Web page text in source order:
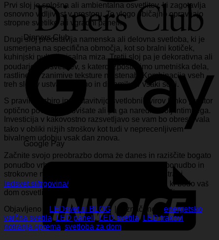
Dinners Club
Google Pay
Prvi sloj je splošna ali ambientalna osvetlitev, ki zagotavlja
osnovno vidljivost v prostoru. To vlogo običajno opravljajo
stropne svetilke ali vgradni paneli.
Drugi sloj predstavlja namenska ali delovna svetloba, ki je
usmerjena na specifična območja, kot so bralni kotiček,
kuhinjski pult ali pisalna miza. Tretji sloj pa je dekorativna ali
poudarjena osvetlitev, s katero izpostavimo umetniška dela,
rastline ali zanimive teksture na stenah. Kombinacija vseh
treh slojev ustvari globino in dinamiko v vsaki sobi.
S pravilno izbiro in postavitvijo svetlobnih virov lahko prostor
optično povečate, povišate ali pa ga naredite bolj intimnega.
Investicija v kakovostno razsvetljavo se vam bo obrestovala
tako v obliki nižjih stroškov kot tudi v neprecenljivem
bivalnem udobju vsak dan znova.
Začnite svojo preobrazbo doma že danes in raziščite bogato
ponudbo vrhunskih svetlobnih rešitev. Celotno ponudbo in
strokovne nasvete za izbiro najdete na spletni strani
ledsvet.si/trgovina/, kjer so vam na voljo izdelki, ki bodo vaš
dom osvetlili v povsem novi, varčni in estetski luči.
Objavljeno v
LEDsvet.si BLOG | Označeno s energetsko
varčna svetila, LED paneli, LED svetila, LED trakovi
notranja oprema svetloba za dom